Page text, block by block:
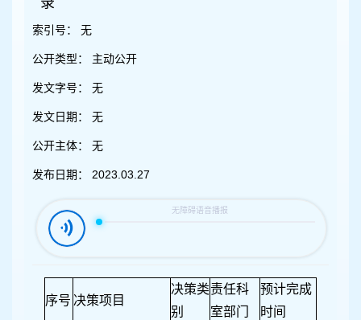
索引号： 无
公开类型： 主动公开
发文字号： 无
发文日期： 无
公开主体： 无
发布日期： 2023.03.27
序号 决策项目
决策类
别
责任科
室部门
预计完成
时间